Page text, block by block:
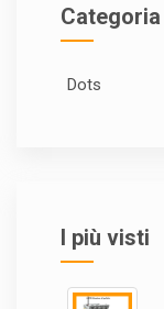
Categoria
Dots
I più visti